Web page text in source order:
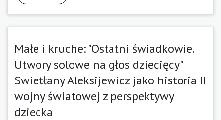
Małe i kruche: "Ostatni świadkowie.
Utwory solowe na głos dziecięcy"
Swietłany Aleksijewicz jako historia II
wojny światowej z perspektywy
dziecka